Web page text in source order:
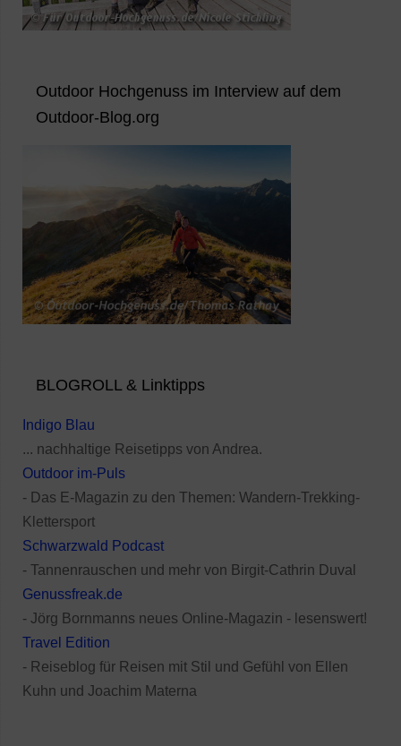
Outdoor Hochgenuss im Interview auf dem
Outdoor-Blog.org
BLOGROLL & Linktipps
Indigo Blau
... nachhaltige Reisetipps von Andrea.
Outdoor im-Puls
- Das E-Magazin zu den Themen: Wandern-Trekking-
Klettersport
Schwarzwald Podcast
- Tannenrauschen und mehr von Birgit-Cathrin Duval
Genussfreak.de
- Jörg Bornmanns neues Online-Magazin - lesenswert!
Travel Edition
- Reiseblog für Reisen mit Stil und Gefühl von Ellen
Kuhn und Joachim Materna